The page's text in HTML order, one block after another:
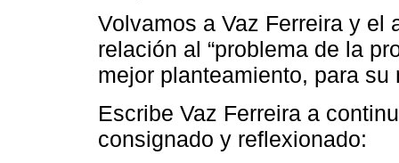
Volvamos a Vaz Ferreira y el
relación al “problema de la
mejor planteamiento, para
Escribe Vaz Ferreira a
consignado y reflexionado: